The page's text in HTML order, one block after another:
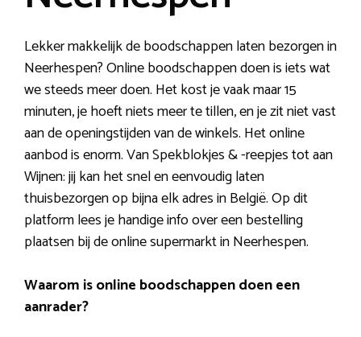
Lekker makkelijk de boodschappen laten bezorgen in
Neerhespen? Online boodschappen doen is iets wat
we steeds meer doen. Het kost je vaak maar 15
minuten, je hoeft niets meer te tillen, en je zit niet vast
aan de openingstijden van de winkels. Het online
aanbod is enorm. Van Spekblokjes & -reepjes tot aan
Wijnen: jij kan het snel en eenvoudig laten
thuisbezorgen op bijna elk adres in België. Op dit
platform lees je handige info over een bestelling
plaatsen bij de online supermarkt in Neerhespen.
Waarom is online boodschappen doen een
aanrader?